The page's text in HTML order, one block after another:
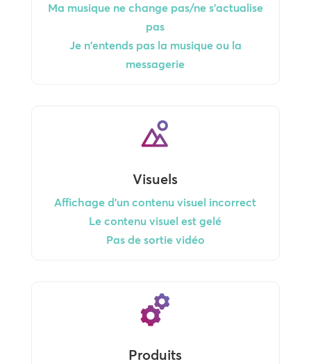
Ma musique ne change pas/ne s'actualise
pas
Je n'entends pas la musique ou la
messagerie
Visuels
Affichage d'un contenu visuel incorrect
Le contenu visuel est gelé
Pas de sortie vidéo
Produits